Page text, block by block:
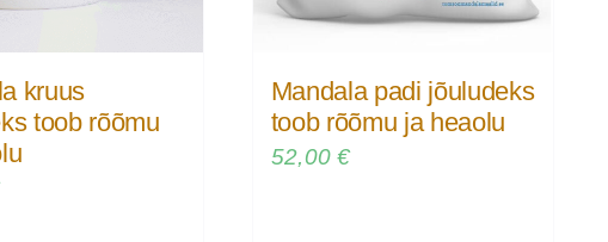
kruus
toob rõõmu
Mandala padi jõuludeks
toob rõõmu ja heaolu
52,00€